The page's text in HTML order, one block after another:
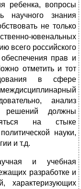
ребенка, вопросы
научного знания
не только
ювенальных
всего российского
прав и
отметить и тот
в сфере
анализ
должны
на стыке
науки,
и т.д.
и учебная
разработке и
характеризующих